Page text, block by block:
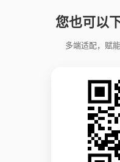
您也可以
多端适配，赋